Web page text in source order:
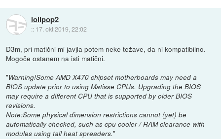
lolipop2
:: 17. okt 2019, 22:02
D3m, pri matični mi javjla potem neke težave, da ni kompatibilno.
Mogoče ostanem na isti matični.
"Warning!Some AMD X470 chipset motherboards may need a
BIOS update prior to using Matisse CPUs. Upgrading the BIOS
may require a different CPU that is supported by older BIOS
revisions.
Note:Some physical dimension restrictions cannot (yet) be
automatically checked, such as cpu cooler / RAM clearance with
modules using tall heat spreaders."